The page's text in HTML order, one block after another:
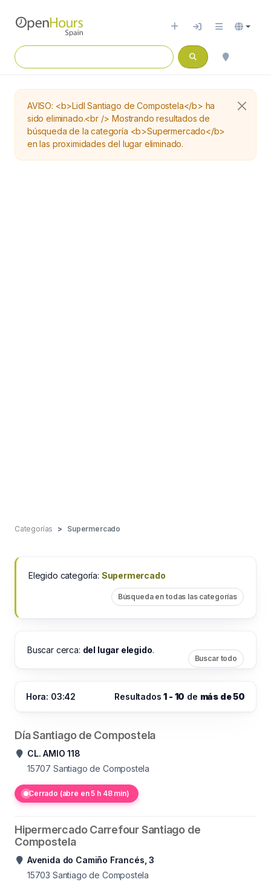
AVISO: <b>Lidl Santiago de Compostela</b> ha
sido eliminado.<br /> Mostrando resultados de
búsqueda de la categoría <b>Supermercado</b>
en las proximidades del lugar eliminado.
Categorías Supermercado
Elegido categoría: Supermercado
Búsqueda en todas las categorías
Buscar cerca: del lugar elegido.
Buscar todo
Hora: 03:42 Resultados1 - 10 de más de 50
Día Santiago de Compostela
CL. AMIO 118
15707 Santiago de Compostela
Cerrado (abre en 5 h 48 min)
Hipermercado Carrefour Santiago de
Compostela
Avenida do Camiño Francés, 3
15703 Santiago de Compostela